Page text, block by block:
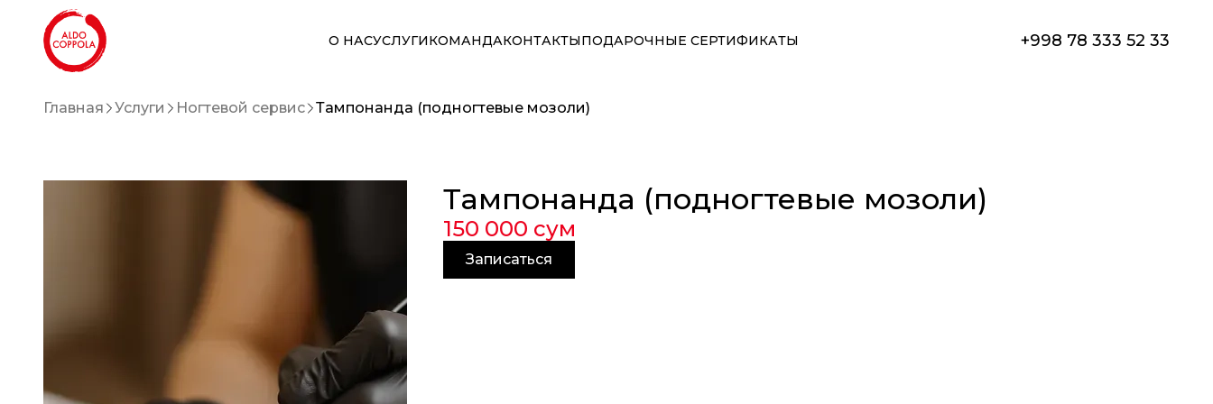
О НАСУСЛУГИКОМАНДАКОНТАКТЫПОДАРОЧНЫЕ СЕРТИФИКАТЫ +998 78 333 52 33
Главная Услуги Ногтевой сервис Тампонанда (подногтевые мозоли)
Тампонанда (подногтевые мозоли)
150 000 сум
Записаться